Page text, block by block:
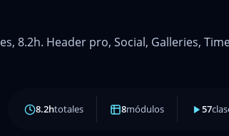
8.2h. Header pro, Social, Galleries,
8.2htotales 8módulos 57